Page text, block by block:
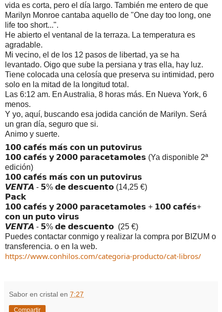
vida es corta, pero el día largo. También me entero de que
Marilyn Monroe cantaba aquello de "One day too long, one
life too short...".
He abierto el ventanal de la terraza. La temperatura es
agradable.
Mi vecino, el de los 12 pasos de libertad, ya se ha
levantado. Oigo que sube la persiana y tras ella, hay luz.
Tiene colocada una celosía que preserva su intimidad, pero
solo en la mitad de la longitud total.
Las 6:12 am. En Australia, 8 horas más. En Nueva York, 6
menos.
Y yo, aquí, buscando esa jodida canción de Marilyn. Será
un gran día, seguro que si.
Animo y suerte.
𝟭𝟬𝟬 𝗰𝗮𝗳𝗲́𝘀 𝗺𝗮́𝘀 𝗰𝗼𝗻 𝘂𝗻 𝗽𝘂𝘁𝗼𝘃𝗶𝗿𝘂𝘀
𝟭𝟬𝟬 𝗰𝗮𝗳𝗲́𝘀 𝘆 𝟮𝟬𝟬𝟬 𝗽𝗮𝗿𝗮𝗰𝗲𝘁𝗮𝗺𝗼𝗹𝗲𝘀 (Ya disponible 2ª
edición)
𝟭𝟬𝟬 𝗰𝗮𝗳𝗲́𝘀 𝗺𝗮́𝘀 𝗰𝗼𝗻 𝘂𝗻 𝗽𝘂𝘁𝗼𝘃𝗶𝗿𝘂𝘀
𝙑𝙀𝙉𝙏𝘼 - 𝟱% 𝗱𝗲 𝗱𝗲𝘀𝗰𝘂𝗲𝗻𝘁𝗼 (14,25 €)
𝗣𝗮𝗰𝗸
𝟭𝟬𝟬 𝗰𝗮𝗳𝗲́𝘀 𝘆 𝟮𝟬𝟬𝟬 𝗽𝗮𝗿𝗮𝗰𝗲𝘁𝗮𝗺𝗼𝗹𝗲𝘀 + 𝟭𝟬𝟬 𝗰𝗮𝗳𝗲́𝘀+
𝗰𝗼𝗻 𝘂𝗻 𝗽𝘂𝘁𝗼 𝘃𝗶𝗿𝘂𝘀
𝙑𝙀𝙉𝙏𝘼 - 𝟱% 𝗱𝗲 𝗱𝗲𝘀𝗰𝘂𝗲𝗻𝘁𝗼  (25 €)
Puedes contactar conmigo y realizar la compra por BIZUM o
transferencia. o en la web.
https://www.conhilos.com/categoria-producto/cat-libros/
Sabor en cristal en 7:27
Compartir